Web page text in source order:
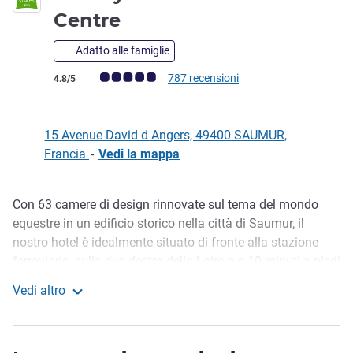
Centre
Adatto alle famiglie
Giudizio clienti (Valutazione ALL)
4.8/5 787 recensioni
15 Avenue David d Angers, 49400 SAUMUR,
Francia - Vedi la mappa
Descrizione
Con 63 camere di design rinnovate sul tema del mondo
equestre in un edificio storico nella città di Saumur, il
nostro hotel è idealmente situato di fronte alla stazione
parcheggio privato e sicuro, a pagamento e disponibile su
Vedi altro